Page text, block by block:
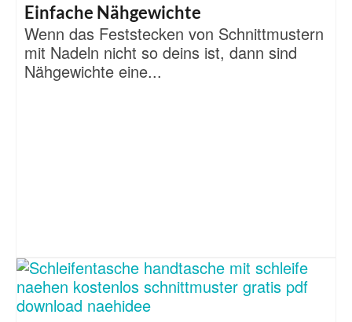
Einfache Nähgewichte
Wenn das Feststecken von Schnittmustern
mit Nadeln nicht so deins ist, dann sind
Nähgewichte eine...